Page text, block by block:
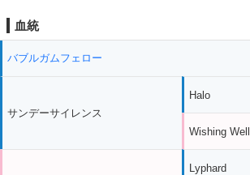
血統
バブルガムフェロー
サンデーサイレンス
Halo
Wishing Well
Lyphard